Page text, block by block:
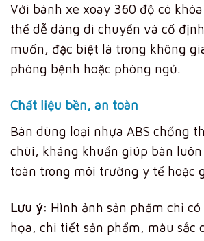
Với bánh xe xoay 360 độ có
thể dễ dàng di chuyển và cố
muốn, đặc biệt là trong không
phòng bệnh hoặc phòng ngủ.
Chất liệu bền, an toàn
Bàn dùng loại nhựa ABS chống
chùi, kháng khuẩn giúp bàn luôn
toàn trong môi trường y tế hoặc
Lưu ý: Hình ảnh sản phẩm chỉ
họa, chi tiết sản phẩm, màu sắc